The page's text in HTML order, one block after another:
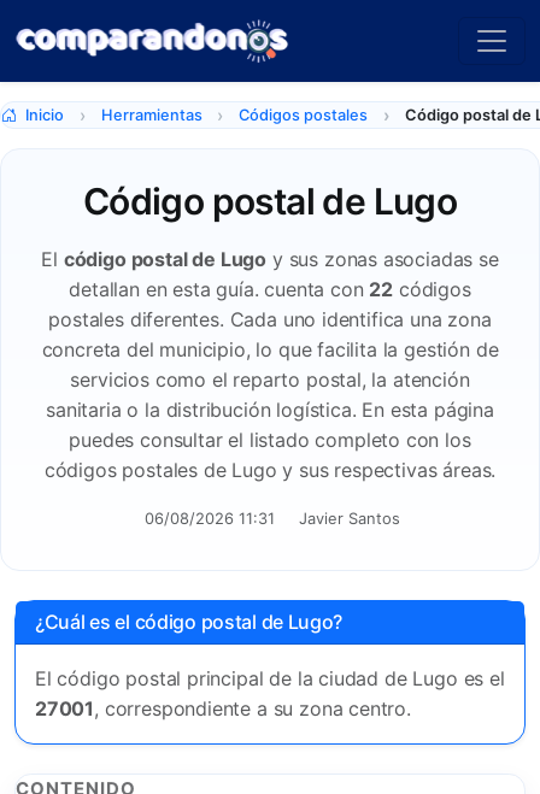
Inicio Herramientas Códigos postales Código postal de
Código postal de Lugo
El código postal de Lugo y sus zonas asociadas se
detallan en esta guía. cuenta con 22 códigos
postales diferentes. Cada uno identifica una zona
concreta del municipio, lo que facilita la gestión de
servicios como el reparto postal, la atención
sanitaria o la distribución logística. En esta página
puedes consultar el listado completo con los
códigos postales de Lugo y sus respectivas áreas.
06/08/2026 11:31 Javier Santos
¿Cuál es el código postal de Lugo?
El código postal principal de la ciudad de Lugo es el
27001, correspondiente a su zona centro.
CONTENIDO